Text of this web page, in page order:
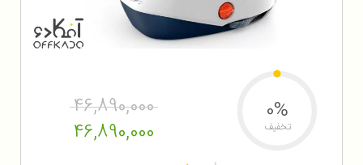
46,890,000
46,890,000
0%
تخفیف